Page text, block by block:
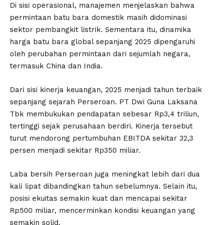
Di sisi operasional, manajemen menjelaskan bahwa
permintaan batu bara domestik masih didominasi
sektor pembangkit listrik. Sementara itu, dinamika
harga batu bara global sepanjang 2025 dipengaruhi
oleh perubahan permintaan dari sejumlah negara,
termasuk China dan India.
Dari sisi kinerja keuangan, 2025 menjadi tahun terbaik
sepanjang sejarah Perseroan. PT Dwi Guna Laksana
Tbk membukukan pendapatan sebesar Rp3,4 triliun,
tertinggi sejak perusahaan berdiri. Kinerja tersebut
turut mendorong pertumbuhan EBITDA sekitar 32,3
persen menjadi sekitar Rp350 miliar.
Laba bersih Perseroan juga meningkat lebih dari dua
kali lipat dibandingkan tahun sebelumnya. Selain itu,
posisi ekuitas semakin kuat dan mencapai sekitar
Rp500 miliar, mencerminkan kondisi keuangan yang
semakin solid.